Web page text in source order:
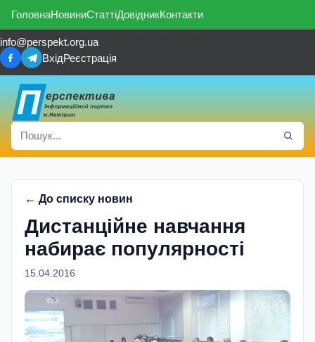
ГоловнаНовиниСтаттіДовідникКонтакти
info@perspekt.org.ua
ВхідРеєстрація
← До списку новин
Дистанційне навчання
набирає популярності
15.04.2016